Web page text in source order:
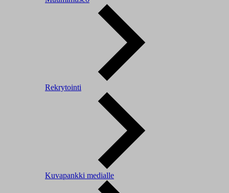
Rekrytointi
Kuvapankki medialle